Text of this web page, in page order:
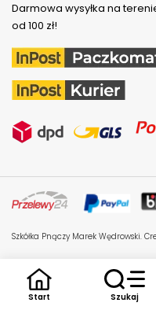
Darmowa wysyłka na
od 100 zł!
Szkółka Pnączy Marek Wędrowski.
Start Szukaj